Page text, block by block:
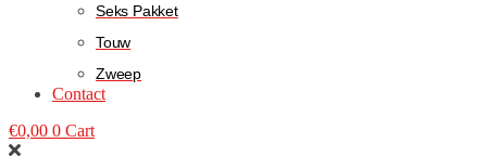
Seks Pakket
Touw
Zweep
Contact
€0,00 0 Cart